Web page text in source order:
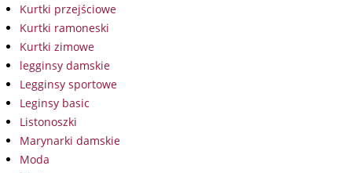
Kurtki przejściowe
Kurtki ramoneski
Kurtki zimowe
legginsy damskie
Legginsy sportowe
Leginsy basic
Listonoszki
Marynarki damskie
Moda